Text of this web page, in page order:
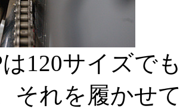
は120サイズで
それを履かせ